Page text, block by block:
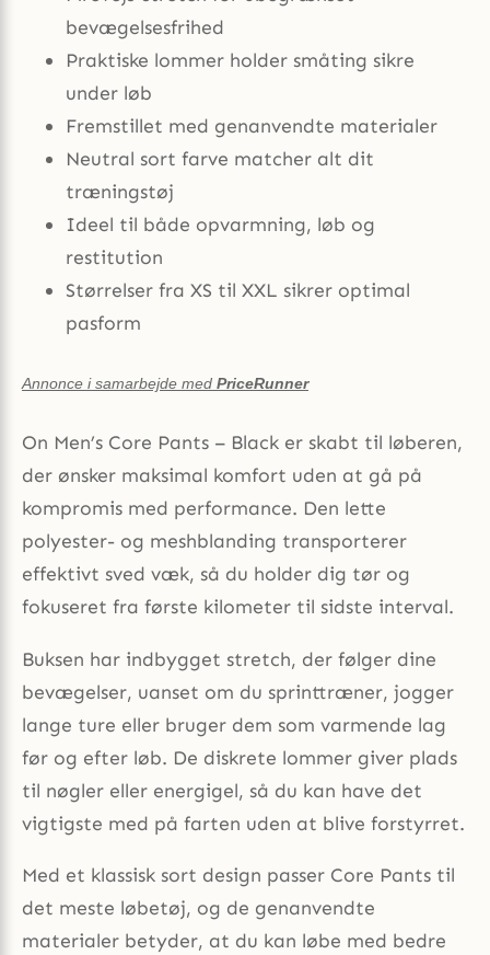
bevægelsesfrihed
Praktiske lommer holder småting sikre
under løb
Fremstillet med genanvendte materialer
Neutral sort farve matcher alt dit
træningstøj
Ideel til både opvarmning, løb og
restitution
Størrelser fra XS til XXL sikrer optimal
pasform
Annonce i samarbejde med PriceRunner
On Men’s Core Pants – Black er skabt til løberen,
der ønsker maksimal komfort uden at gå på
kompromis med performance. Den lette
polyester- og meshblanding transporterer
effektivt sved væk, så du holder dig tør og
fokuseret fra første kilometer til sidste interval.
Buksen har indbygget stretch, der følger dine
bevægelser, uanset om du sprinttræner, jogger
lange ture eller bruger dem som varmende lag
før og efter løb. De diskrete lommer giver plads
til nøgler eller energigel, så du kan have det
vigtigste med på farten uden at blive forstyrret.
Med et klassisk sort design passer Core Pants til
det meste løbetøj, og de genanvendte
materialer betyder, at du kan løbe med bedre